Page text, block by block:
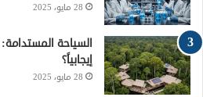
ت
28 مايو، 2025
السياحة
إيجابياً؟
28 مايو، 2025